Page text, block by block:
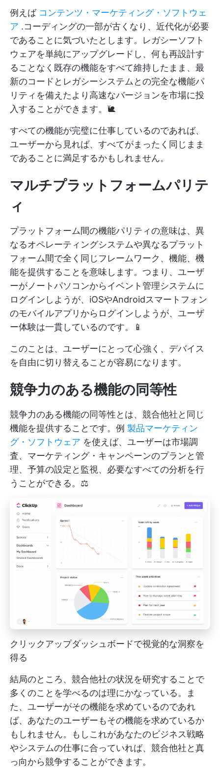
例えば コンテンツ・マーケティング・ソフトウェ
ア .コーディングの一部が古くなり、近代化が必要
であることに気づいたとします。レガシーソフト
ウェアを単純にアップグレードし、何も再設計す
ることなく既存の機能をすべて維持したまま、最
新のコードとレガシーシステムとの完全な機能パ
リティを備えたより高速なバージョンを市場に投
入することができます。🐌
すべての機能が完璧に仕事しているのであれば、
ユーザーから見れば、すべてがまったく同じまま
であることに満足するかもしれません。
マルチプラットフォームパリテ
ィ
プラットフォーム間の機能パリティの意味は、異
なるオペレーティングシステムや異なるプラット
フォーム間で全く同じフレームワーク、機能、機
能を提供することを意味します。つまり、ユーザ
ーがノートパソコンからイベント管理システムに
ログインしようが、iOSやAndroidスマートフォン
のモバイルアプリからログインしようが、ユーザ
ー体験は一貫しているのです。📱
このことは、ユーザーにとって心強く、デバイス
を自由に切り替えることが容易になります。
競争力のある機能の同等性
競争力のある機能の同等性とは、競合他社と同じ
機能を提供することです。例 製品マーケティン
グ・ソフトウェア を使えば、ユーザーは市場調
査、マーケティング・キャンペーンのプランと管
理、予算の設定と監視、必要なすべての分析を行
うことができる。⚖️
クリックアップダッシュボードで視覚的な洞察を
得る
結局のところ、競合他社の状況を研究することで
多くのことを学べるのは理にかなっている。ま
た、ユーザーがその機能を求めているのであれ
ば、あなたのユーザーもその機能を求めているか
もしれません。もしこれがあなたのビジネス戦略
やシステムの仕事に合っていれば、競合他社と真
っ向から競争することができます。